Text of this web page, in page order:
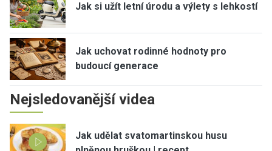
Jak si užít letní úrodu a výlety s lehkostí
Jak uchovat rodinné hodnoty pro
budoucí generace
Nejsledovanější videa
Jak udělat svatomartinskou husu